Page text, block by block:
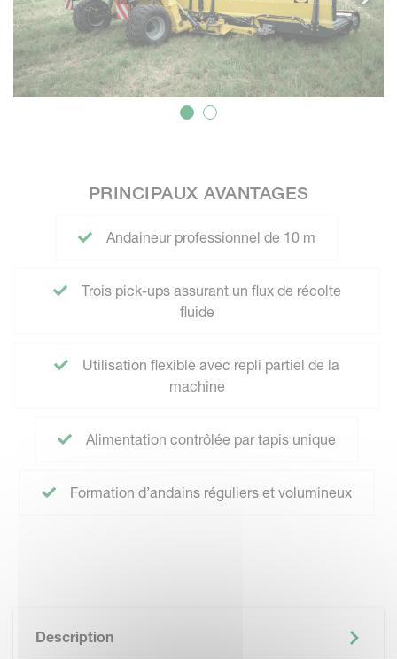
PRINCIPAUX AVANTAGES
Andaineur professionnel de 10 m
Trois pick-ups assurant un flux de récolte
fluide
Utilisation flexible avec repli partiel de la
machine
Alimentation contrôlée par tapis unique
Formation d’andains réguliers et volumineux
Description